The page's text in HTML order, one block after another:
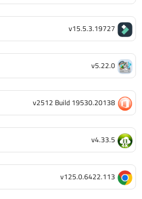
v15.5.3.19727
v5.22.0
v2512 Build 19530.20138
v4.33.5
v125.0.6422.113